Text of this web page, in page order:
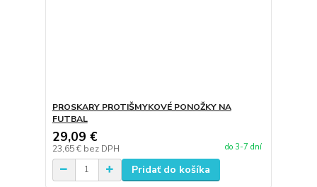
PROSKARY PROTIŠMYKOVÉ PONOŽKY NA
FUTBAL
29,09 €
23,65 € bez DPH do 3-7 dní
Pridať do košíka